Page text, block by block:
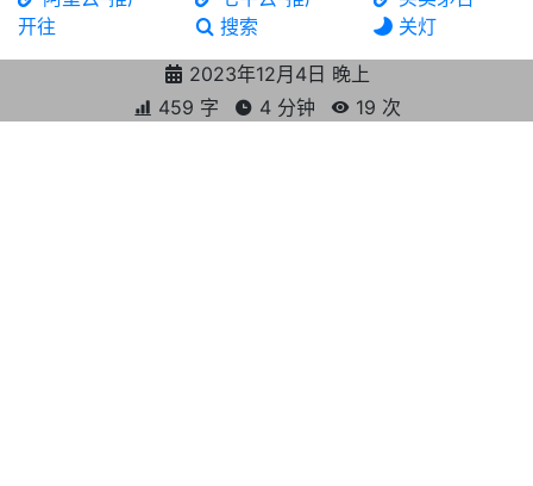
开往
搜索
关灯
2023年12月4日 晚上
459 字
4 分钟 19 次